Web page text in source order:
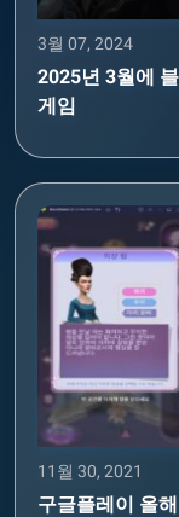
3월 07, 2024
2025년 3월에
게임
11월 30, 2021
구글플레이 올